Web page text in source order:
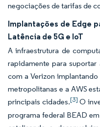
negociações de tarifas de
Implantações de Edge
Latência de 5G e IoT
A infraestrutura de
rapidamente para suportar
com a Verizon
metropolitanas e a AWS
principais cidades.[3] O
programa federal BEAD